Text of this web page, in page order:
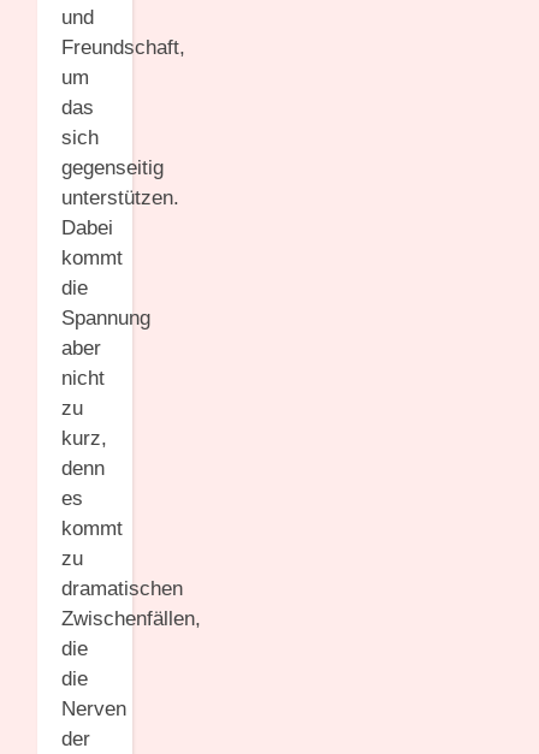
und
Freundschaft,
um
das
sich
gegenseitig
unterstützen.
Dabei
kommt
die
Spannung
aber
nicht
zu
kurz,
denn
es
kommt
zu
dramatischen
Zwischenfällen,
die
die
Nerven
der